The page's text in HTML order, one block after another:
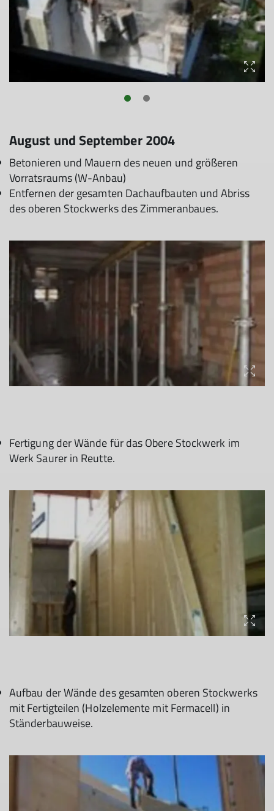
August und September 2004
Betonieren und Mauern des neuen und größeren
Vorratsraums (W-Anbau)
Entfernen der gesamten Dachaufbauten und Abriss
des oberen Stockwerks des Zimmeranbaues.
Fertigung der Wände für das Obere Stockwerk im
Werk Saurer in Reutte.​
Aufbau der Wände des gesamten oberen Stockwerks
mit Fertigteilen (Holzelemente mit Fermacell) in
Ständerbauweise.